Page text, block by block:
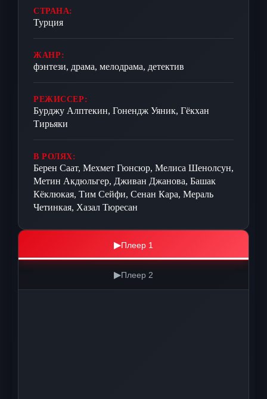
СТРАНА:
Турция
ЖАНР:
фэнтези, драма, мелодрама, детектив
РЕЖИССЕР:
Бурджу Алптекин, Гонендж Уяник, Гёкхан
Тирьяки
В РОЛЯХ:
Берен Саат, Мехмет Гюнсюр, Мелиса Шенолсун,
Метин Акдюльгер, Дживан Джанова, Башак
Кёклюкая, Тим Сейфи, Сенан Кара, Мераль
Четинкая, Хазал Тюресан
▶Плеер 1
▶Плеер 2